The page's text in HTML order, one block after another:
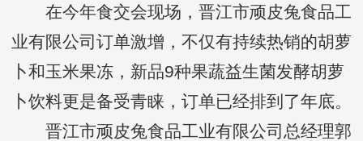
在今年食交会现场，晋江市顽皮兔食品工
业有限公司订单激增，不仅有持续热销的胡萝
卜和玉米果冻，新品9种果蔬益生菌发酵胡萝
卜饮料更是备受青睐，订单已经排到了年底。
晋江市顽皮兔食品工业有限公司总经理郭